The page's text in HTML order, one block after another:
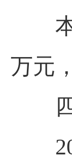
本
万元
四